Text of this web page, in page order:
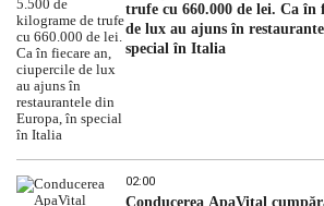
trufe cu 660.000 de lei. Ca în
de lux au ajuns în
special în Italia
02:00
Conducerea ApaVital